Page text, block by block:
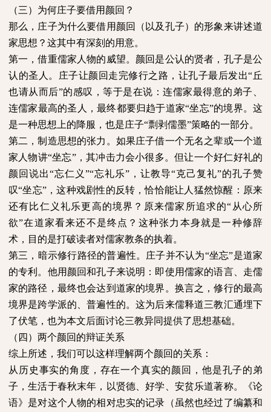
（三）为何庄子要借用颜回？
那么，庄子为什么要借用颜回（以及孔子）的形象来讲述道
家思想？这其中有深刻的用意。
第一，借重儒家人物的威望。颜回是公认的贤者，孔子是公
认的圣人。庄子让颜回走完修行之路，让孔子最后发出“丘
也请从而后”的感叹，等于是在说：连儒家最得意的弟子、
连儒家最高的圣人，最终都要归趋于道家“坐忘”的境界。这
是一种思想上的降服，也是庄子“剽剥儒墨”策略的一部分。
第二，制造思想的张力。如果庄子借一个无名之辈或一个道
家人物讲“坐忘”，其冲击力会小很多。但让一个好仁好礼的
颜回说出“忘仁义”“忘礼乐”，让教导“克己复礼”的孔子赞
叹“坐忘”，这种戏剧性的反转，恰恰能让人猛然惊醒：原来
还有比仁义礼乐更高的境界？原来儒家所追求的“从心所
欲”在道家看来还不是终点？这种张力本身就是一种修辞
术，目的是打破读者对儒家教条的执着。
第三，暗示修行路径的普遍性。庄子并不认为“坐忘”是道家
的专利。他用颜回和孔子来说明：即使用儒家的语言、走儒
家的路径，最终也会达到道家的境界。换言之，修行的最高
境界是跨学派的、普遍性的。这为后来儒释道三教汇通埋下
了伏笔，也为本文后面讨论三教异同提供了思想基础。
（四）两个颜回的辩证关系
综上所述，我们可以这样理解两个颜回的关系：
从历史事实的角度，存在一个真实的颜回，他是孔子的弟
子，生活于春秋末年，以贤德、好学、安贫乐道著称。《论
语》是对这个人物的相对忠实的记录（虽然也经过了编纂和